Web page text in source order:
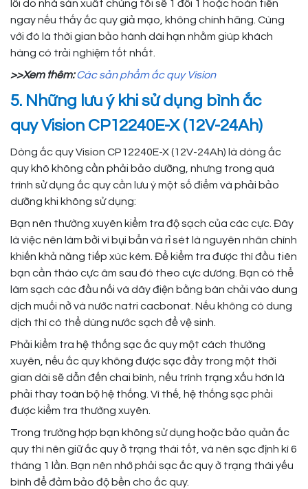
lỗi do nhà sản xuất chúng tôi sẽ 1 đổi 1 hoặc hoàn tiền
ngay nếu thấy ắc quy giả mạo, không chính hãng. Cùng
với đó là thời gian bảo hành dài hạn nhằm giúp khách
hàng có trải nghiệm tốt nhất.
>>Xem thêm: Các sản phẩm ắc quy Vision
5. Những lưu ý khi sử dụng bình ắc
quy Vision CP12240E-X (12V-24Ah)
Dòng ắc quy Vision CP12240E-X (12V-24Ah) là dòng ắc
quy khô không cần phải bảo dưỡng, nhưng trong quá
trình sử dụng ắc quy cần lưu ý một số điểm và phải bảo
dưỡng khi không sử dụng:
Bạn nên thường xuyên kiểm tra độ sạch của các cực. Đây
là việc nên làm bởi vì bụi bẩn và rỉ sét là nguyên nhân chính
khiến khả năng tiếp xúc kém. Để kiểm tra được thì đầu tiên
bạn cần tháo cực âm sau đó theo cực dương. Bạn có thể
làm sạch các đầu nối và dây điện bằng bàn chải vào dung
dịch muối nở và nước natri cacbonat. Nếu không có dung
dịch thì có thể dùng nước sạch để vệ sinh.
Phải kiểm tra hệ thống sạc ắc quy một cách thường
xuyên, nếu ắc quy không được sạc đầy trong một thời
gian dài sẽ dẫn đến chai bình, nếu trình trạng xấu hơn là
phải thay toàn bộ hệ thống. Vì thế, hệ thống sạc phải
được kiểm tra thường xuyên.
Trong trường hợp bạn không sử dụng hoặc bảo quản ắc
quy thì nên giữ ắc quy ở trạng thái tốt, và nên sạc định kì 6
tháng 1 lần. Bạn nên nhớ phải sạc ắc quy ở trạng thái yếu
bình để đảm bảo độ bền cho ắc quy.